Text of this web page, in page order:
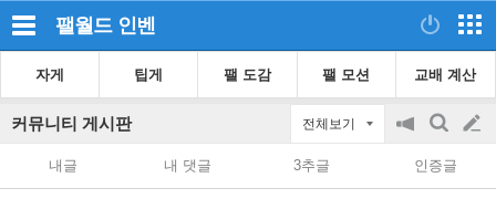
팰월드 인벤
자게 팁게 팰 도감 팰 모션 교배 계산
커뮤니티 게시판 전체보기
공
on/off
검
색
글
쓰
내글 내 댓글 3추글 인증글